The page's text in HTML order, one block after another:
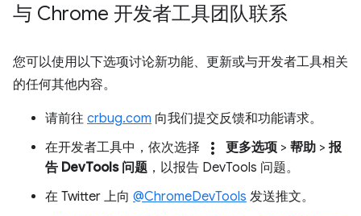
与 Chrome 开发者工具团队联系
您可以使用以下选项讨论新功能、更新或与开发者工具相关
的任何其他内容。
请前往 crbug.com 向我们提交反馈和功能请求。
在开发者工具中，依次选择
more_vert 更多选项 > 帮助 > 报
告 DevTools 问题 ，以报告 DevTools 问题。
在 Twitter 上向 @ChromeDevTools 发送推文。